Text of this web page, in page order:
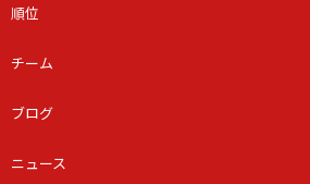
順位
チーム
ブログ
ニュース